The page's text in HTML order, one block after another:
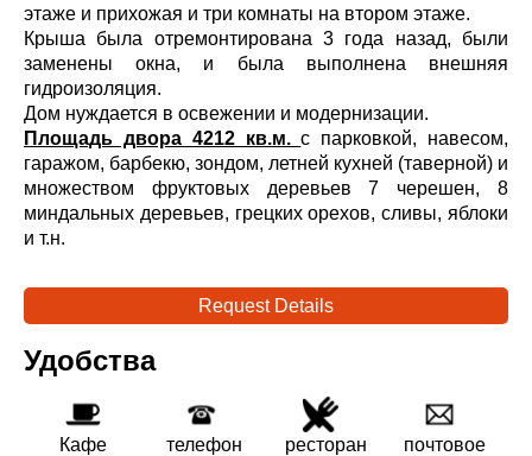
этаже и прихожая и три комнаты на втором этаже.
Крыша была отремонтирована 3 года назад, были
заменены окна, и была выполнена внешняя
гидроизоляция.
Дом нуждается в освежении и модернизации.
Площадь двора 4212 кв.м.с парковкой, навесом,
гаражом, барбекю, зондом, летней кухней (таверной) и
множеством фруктовых деревьев 7 черешен, 8
миндальных деревьев, грецких орехов, сливы, яблоки
и т.н.
Request Details
Удобства
Кафе телефон ресторан
почтовое